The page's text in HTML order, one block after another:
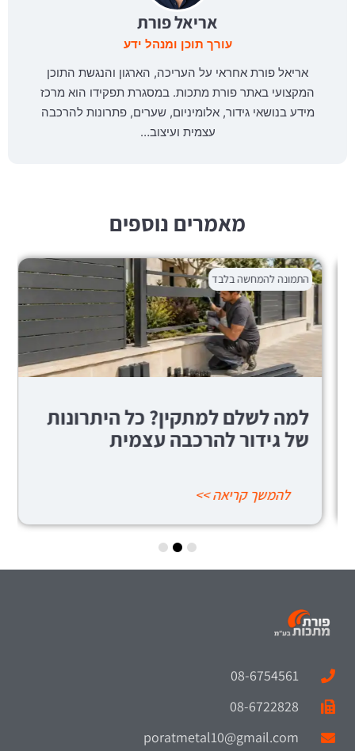
אריאל פורת
עורך תוכן ומנהל ידע
אריאל פורת אחראי על העריכה, הארגון והנגשת התוכן
המקצועי באתר פורת מתכות. במסגרת תפקידו הוא מרכז
מידע בנושאי גידור, אלומיניום, שערים, פתרונות להרכבה
עצמית ועיצוב…
מאמרים נוספים
התמונה להמחשה בלבד
למה לשלם למתקין? כל היתרונות
של גידור להרכבה עצמית
להמשך קריאה >>
08-6754561
08-6722828
poratmetal10@gmail.com